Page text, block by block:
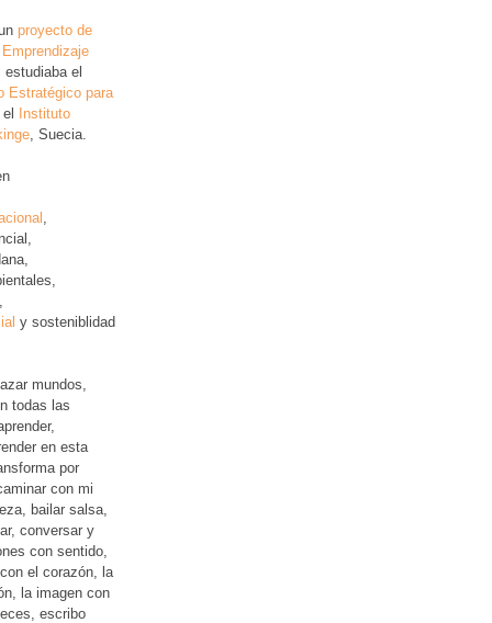
proyecto de
estudiaba el
Estratégico para
el Instituto
, Suecia.
y sosteniblidad
mundos,
todas las
en esta
por
con mi
bailar salsa,
conversar y
con sentido,
el corazón, la
la imagen con
escribo